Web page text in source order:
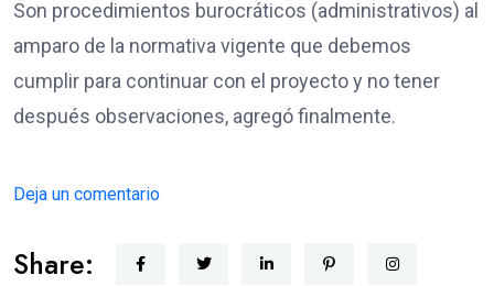
Son procedimientos burocráticos (administrativos) al
amparo de la normativa vigente que debemos
cumplir para continuar con el proyecto y no tener
después observaciones, agregó finalmente.
Deja un comentario
Share: